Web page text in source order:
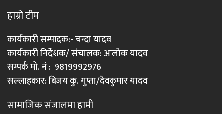
हाम्रो टीम
कार्यकारी सम्पादक:- चन्दा यादव
कार्यकारी निर्देशक/ संचालक: आलोक यादव
सम्पर्क मो. नं : 9819992976
सल्लाहकार: बिजय कु. गुप्ता/देवकुमार यादव
सामाजिक संजालमा हामी